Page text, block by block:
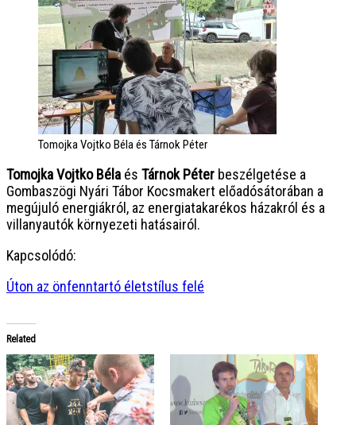
Tomojka Vojtko Béla és Tárnok Péter
Tomojka Vojtko Béla és Tárnok Péter beszélgetése a
Gombaszögi Nyári Tábor Kocsmakert előadósátorában a
megújuló energiákról, az energiatakarékos házakról és a
villanyautók környezeti hatásairól.
Kapcsolódó:
Úton az önfenntartó életstílus felé
Related